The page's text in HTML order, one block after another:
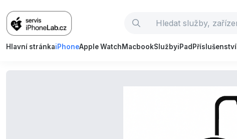
Hlavní stránkaiPhoneApple WatchMacbookSlužbyiPad Příslušenství